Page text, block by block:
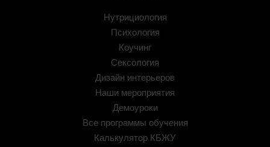
Нутрициология
Психология
Коучинг
Сексология
Дизайн интерьеров
Наши мероприятия
Демоуроки
Все программы обучения
Калькулятор КБЖУ